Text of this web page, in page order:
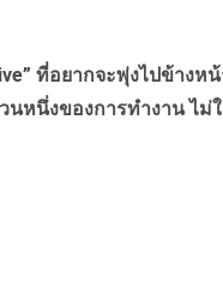
ที่อยากจะพุ่งไปข้างหน้
นหนึ่งของการทำงาน ไม่